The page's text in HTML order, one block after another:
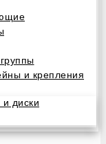
и крепления
и диски